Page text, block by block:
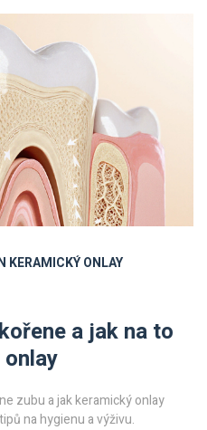
KERAMICKÝ ONLAY
a jak na to
zubu a jak keramický onlay
na hygienu a výživu.